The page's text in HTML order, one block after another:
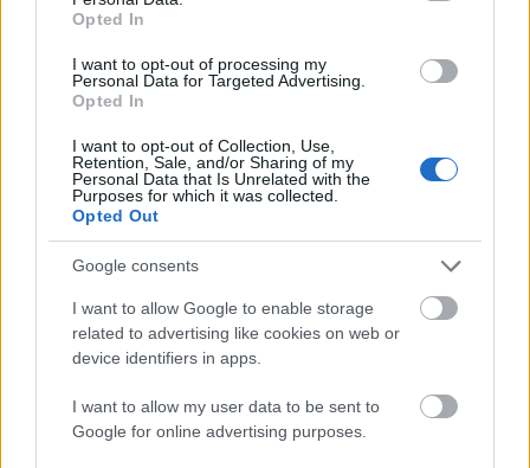
Opted In
I want to opt-out of processing my
Personal Data for Targeted Advertising.
Opted In
I want to opt-out of Collection, Use,
Retention, Sale, and/or Sharing of my
Personal Data that Is Unrelated with the
Purposes for which it was collected.
Opted Out
Google consents
I want to allow Google to enable storage
related to advertising like cookies on web or
device identifiers in apps.
I want to allow my user data to be sent to
Google for online advertising purposes.
egyszer szeretném látni Iránt, mivel nagyon
Mivel telik az idei nyarad?
Egy karácsonyi könyv előkészítésével töltöm ezt az
időszakot és a hosszútávú tervek kidolgozásával fog
a nyár eltelni. Remélem azért egy kis nyaralásra is
jut majd idő.
Szereted a kerti partikat?
A fűben ülős, romantikus piknikek kevésbé állnak
hozzám közel. A kerti grillezős üldögélős bulikat